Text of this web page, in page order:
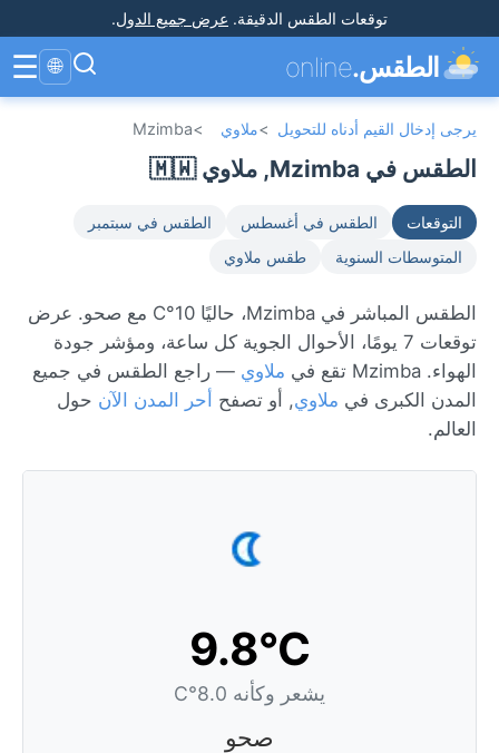
توقعات الطقس الدقيقة. عرض جميع الدول.
الطقس.online
🌐
☰
يرجى إدخال القيم أدناه للتحويل >ملاوي >
Mzimba
الطقس في Mzimba, ملاوي 🇲🇼
التوقعات الطقس في أغسطس
الطقس في سبتمبر
المتوسطات السنوية
طقس ملاوي
الطقس المباشر في Mzimba، حاليًا 10°C مع صحو. عرض
توقعات 7 يومًا، الأحوال الجوية كل ساعة، ومؤشر جودة
الهواء. Mzimba تقع في
ملاوي — راجع الطقس في جميع
المدن الكبرى في ملاوي, أو تصفح أحر المدن الآن حول
العالم.
9.8°C
يشعر وكأنه 8.0°C
صحو